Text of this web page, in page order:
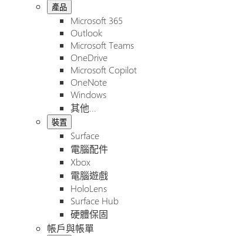
產品
Microsoft 365
Outlook
Microsoft Teams
OneDrive
Microsoft Copilot
OneNote
Windows
其他...
裝置
Surface
電腦配件
Xbox
電腦遊戲
HoloLens
Surface Hub
硬體保固
帳戶與帳單